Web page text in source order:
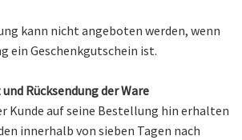
kann nicht angeboten werden, wenn
ein Geschenkgutschein ist.
Rücksendung der Ware
Kunde auf seine Bestellung hin erhalten
innerhalb von sieben Tagen nach